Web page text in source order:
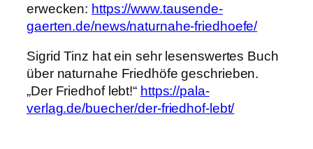
erwecken: https://www.tausende-
gaerten.de/news/naturnahe-friedhoefe/
Sigrid Tinz hat ein sehr lesenswertes Buch
über naturnahe Friedhöfe geschrieben.
„Der Friedhof lebt!“ https://pala-
verlag.de/buecher/der-friedhof-lebt/